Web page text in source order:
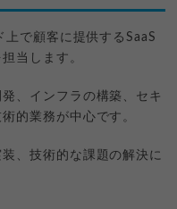
で顧客に提供するSaaS
当します。
、インフラの構築、セキ
的業務が中心です。
、技術的な課題の解決に